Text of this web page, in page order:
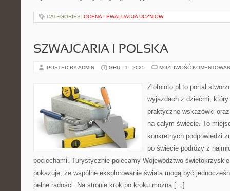
CATEGORIES: OCENA I EWALUACJA UCZNIÓW
SZWAJCARIA I POLSKA
POSTED BY ADMIN GRU - 1 - 2025 MOŻLIWOŚĆ
Zlotoloto.pl to portal
wyjazdach z dziećmi, który
praktyczne wskazówki
na całym świecie. To
konkretnych podpowiedzi
po świecie podróży z
pociechami. Turystycznie polecamy Województwo
pokazuje, że wspólne eksplorowanie świata mogą być
pełne radości. Na stronie krok po kroku można […]